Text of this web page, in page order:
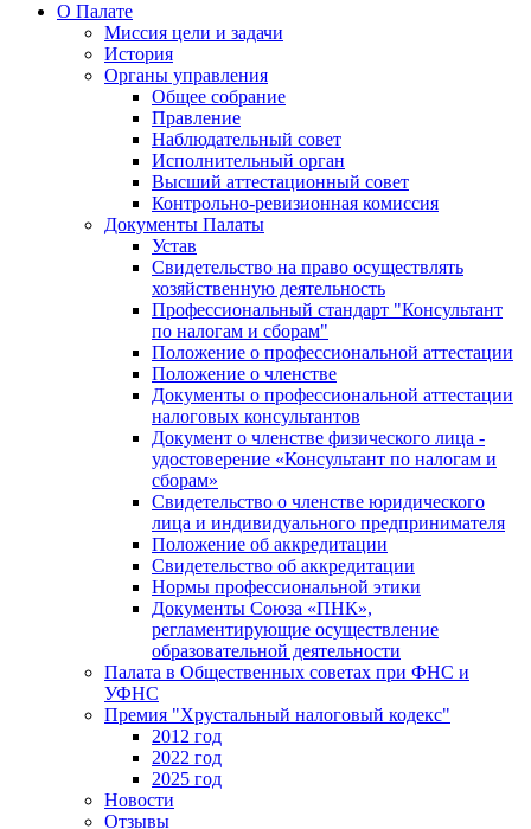
О Палате
Миссия цели и задачи
История
Органы управления
Общее собрание
Правление
Наблюдательный совет
Исполнительный орган
Высший аттестационный совет
Контрольно-ревизионная комиссия
Документы Палаты
Устав
Свидетельство на право осуществлять
хозяйственную деятельность
Профессиональный стандарт "Консультант
по налогам и сборам"
Положение о профессиональной аттестации
Положение о членстве
Документы о профессиональной аттестации
налоговых консультантов
Документ о членстве физического лица -
удостоверение «Консультант по налогам и
сборам»
Свидетельство о членстве юридического
лица и индивидуального предпринимателя
Положение об аккредитации
Свидетельство об аккредитации
Нормы профессиональной этики
Документы Союза «ПНК»,
регламентирующие осуществление
образовательной деятельности
Палата в Общественных советах при ФНС и
УФНС
Премия "Хрустальный налоговый кодекс"
2012 год
2022 год
2025 год
Новости
Отзывы